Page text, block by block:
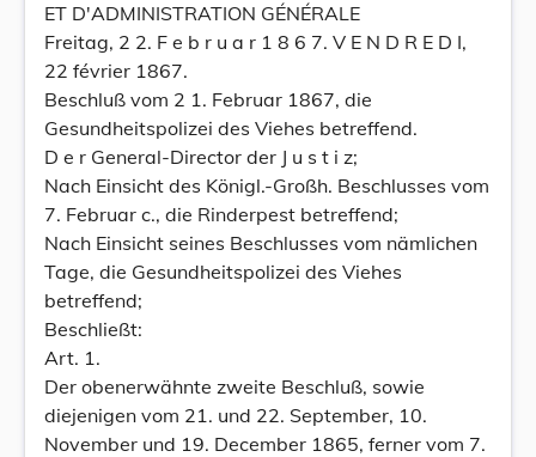
ET D'ADMINISTRATION GÉNÉRALE
Freitag, 2 2. F e b r u a r 1 8 6 7. V E N D R E D I,
22 février 1867.
Beschluß vom 2 1. Februar 1867, die
Gesundheitspolizei des Viehes betreffend.
D e r General-Director der J u s t i z;
Nach Einsicht des Königl.-Großh. Beschlusses vom
7. Februar c., die Rinderpest betreffend;
Nach Einsicht seines Beschlusses vom nämlichen
Tage, die Gesundheitspolizei des Viehes
betreffend;
Beschließt:
Art. 1.
Der obenerwähnte zweite Beschluß, sowie
diejenigen vom 21. und 22. September, 10.
November und 19. December 1865, ferner vom 7.